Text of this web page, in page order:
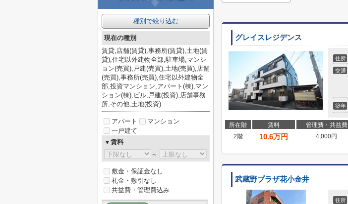
グレイスレジデンス
住所
交通
築年
所在階 賃料 管理費・共益費
2階
10.6万円 4,000円
武蔵野プラザ花小金井
住所
種別で絞り込む
現在の種別
賃貸,店舗(賃貸),事務所(賃貸),土地(賃
貸),住宅以外建物全部,駐車場,マンシ
ョン(売買),戸建(売買),土地(売買),店舗
(売買),事務所(売買),住宅以外建物全
部,投資マンション,アパート(棟),マン
ション(棟),ビル,戸建(投資),店舗事務
所,その他,土地(投資)
アパート
マンション
一戸建て
▼賃料
～
敷金・保証金なし
礼金・敷引なし
共益費・管理費込み